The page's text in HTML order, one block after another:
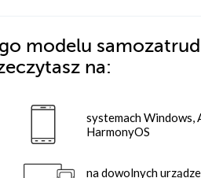
modelu
na:
systemach Windows,
HarmonyOS
na dowolnych